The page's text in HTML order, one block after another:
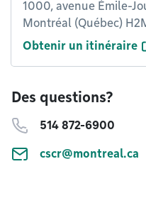
1000, avenue Émile-
Montréal (Québec)
Obtenir un itinéraire
Des questions?
514 872-6900
cscr@montreal.ca